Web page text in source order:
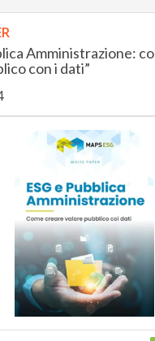
Amministrazione:
con i dati”